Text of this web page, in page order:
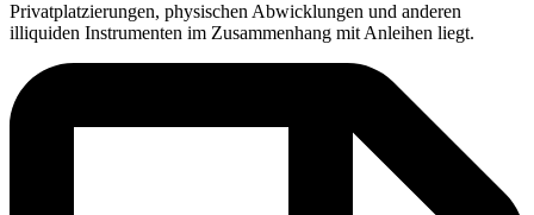
Privatplatzierungen, physischen Abwicklungen und anderen
illiquiden Instrumenten im Zusammenhang mit Anleihen liegt.